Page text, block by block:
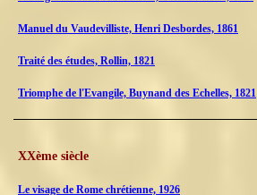
Manuel du Vaudevilliste, Henri Desbordes, 1861
Traité des études, Rollin, 1821
Triomphe de l'Evangile, Buynand des Echelles, 1821
XXème siècle
Le visage de Rome chrétienne, 1926